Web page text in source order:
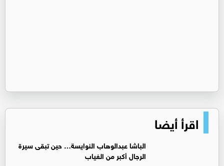
اقرأ أيضا
الباشا عبدالوهاب النوايسة… حين تبقى سيرة
الرجال أكبر من الغياب